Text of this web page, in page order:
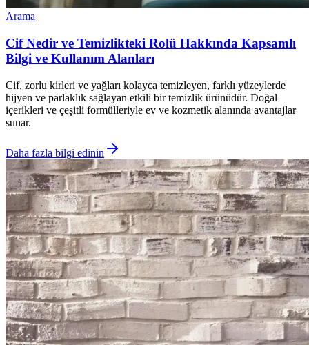
Arama
Cif Nedir ve Temizlikteki Rolü Hakkında Kapsamlı
Bilgi ve Kullanım Alanları
Cif, zorlu kirleri ve yağları kolayca temizleyen, farklı yüzeylerde
hijyen ve parlaklık sağlayan etkili bir temizlik ürünüdür. Doğal
içerikleri ve çeşitli formülleriyle ev ve kozmetik alanında avantajlar
sunar.
Daha fazla bilgi edinin